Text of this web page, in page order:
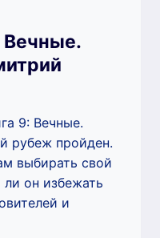
Вечные.
9: Вечные.
рубеж пройден.
выбирать свой
он избежать
и